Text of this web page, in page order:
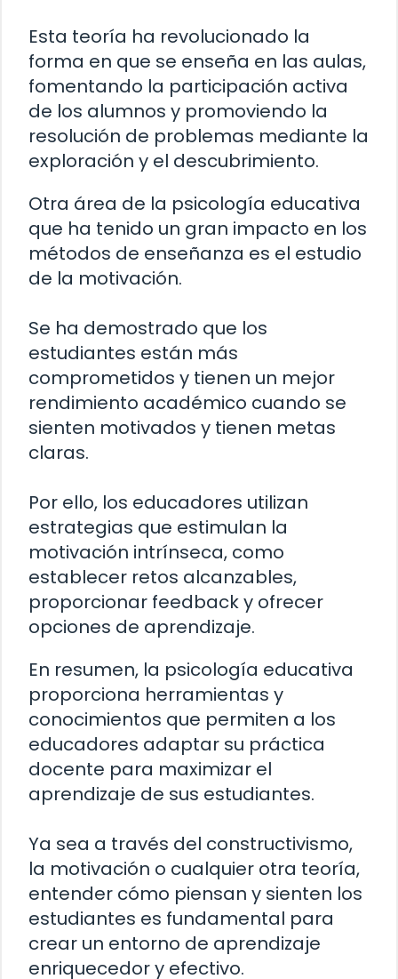
Esta teoría ha revolucionado la
forma en que se enseña en las aulas,
fomentando la participación activa
de los alumnos y promoviendo la
resolución de problemas mediante la
exploración y el descubrimiento.
Otra área de la psicología educativa
que ha tenido un gran impacto en los
métodos de enseñanza es el estudio
de la motivación.
Se ha demostrado que los
estudiantes están más
comprometidos y tienen un mejor
rendimiento académico cuando se
sienten motivados y tienen metas
claras.
Por ello, los educadores utilizan
estrategias que estimulan la
motivación intrínseca, como
establecer retos alcanzables,
proporcionar feedback y ofrecer
opciones de aprendizaje.
En resumen, la psicología educativa
proporciona herramientas y
conocimientos que permiten a los
educadores adaptar su práctica
docente para maximizar el
aprendizaje de sus estudiantes.
Ya sea a través del constructivismo,
la motivación o cualquier otra teoría,
entender cómo piensan y sienten los
estudiantes es fundamental para
crear un entorno de aprendizaje
enriquecedor y efectivo.